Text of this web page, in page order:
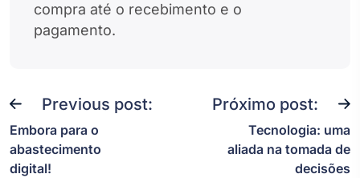
compra até o recebimento e o
pagamento.
Previous post:
Embora para o
abastecimento
digital!
Próximo post:
Tecnologia: uma
aliada na tomada de
decisões